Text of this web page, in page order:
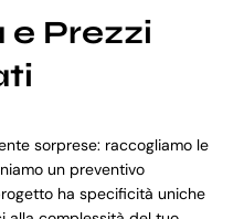
e Prezzi
sorprese: raccogliamo le
un preventivo
ha specificità uniche